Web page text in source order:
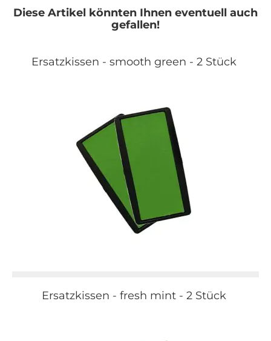
Diese Artikel könnten Ihnen eventuell auch
gefallen!
Ersatzkissen - smooth green - 2 Stück
Ersatzkissen - fresh mint - 2 Stück